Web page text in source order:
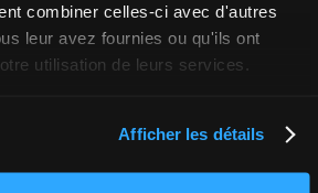
combiner celles-ci avec d'autres
leur avez fournies ou qu'ils ont
utilisation de leurs services.
Afficher les détails